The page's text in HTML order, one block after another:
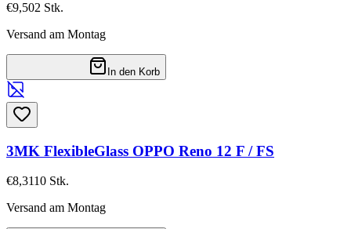
€9,502 Stk.
Versand am Montag
In den Korb
3MK FlexibleGlass OPPO Reno 12 F / FS
€8,3110 Stk.
Versand am Montag